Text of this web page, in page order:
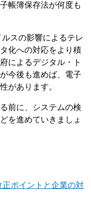
帳簿保存法が何度も
スの影響によるテレ
化への対応をより積
によるデジタル・ト
今後も進めば、電子
があります。
前に、システムの検
を進めていきましょ
ポイントと企業の対